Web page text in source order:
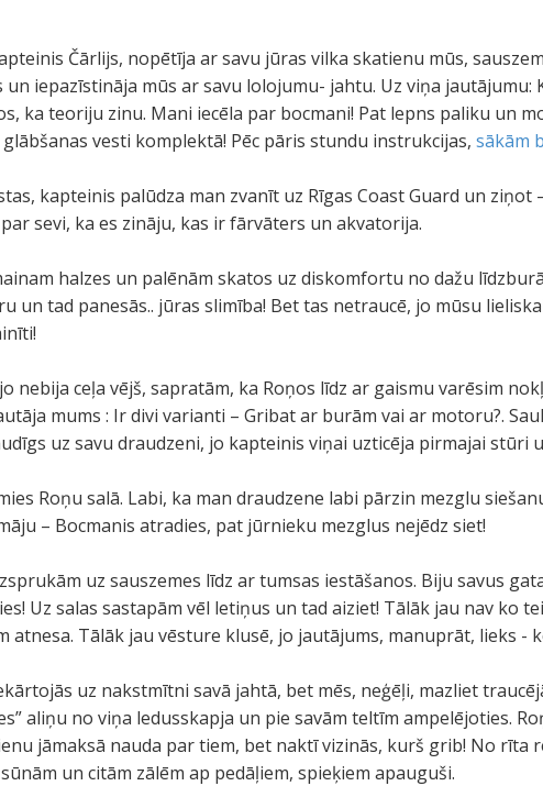
Čārlijs, nopētīja ar savu jūras vilka skatienu mūs,
un iepazīstināja mūs ar savu lolojumu- jahtu. Uz viņa jautājumu:
ka teoriju zinu. Mani iecēla par bocmani! Pat lepns paliku un
vesti komplektā! Pēc pāris stundu instrukcijas,sākām
kapteinis palūdza man zvanīt uz Rīgas Coast Guard un ziņot
sevi, ka es zināju, kas ir fārvāters un akvatorija.
halzes un palēnām skatos uz diskomfortu no dažu
un tad panesās.. jūras slimība! Bet tas netraucē, jo mūsu
nebija ceļa vējš, sapratām, ka Roņos līdz ar gaismu varēsim
mums : Ir divi varianti – Gribat ar burām vai ar motoru?.
uz savu draudzeni, jo kapteinis viņai uzticēja pirmajai stūri
Roņu salā. Labi, ka man draudzene labi pārzin mezglu
– Bocmanis atradies, pat jūrnieku mezglus nejēdz siet!
uz sauszemes līdz ar tumsas iestāšanos. Biju savus
Uz salas sastapām vēl letiņus un tad aiziet! Tālāk jau nav ko
atnesa. Tālāk jau vēsture klusē, jo jautājums, manuprāt, lieks
uz nakstmītni savā jahtā, bet mēs, neģēļi, mazliet
aliņu no viņa ledusskapja un pie savām teltīm ampelējoties.
jāmaksā nauda par tiem, bet naktī vizinās, kurš grib! No rīta
un citām zālēm ap pedāļiem, spieķiem apauguši.